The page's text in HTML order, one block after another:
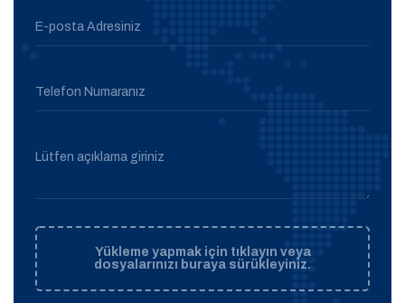
E-posta Adresiniz
Telefon Numaranız
Lütfen açıklama giriniz
Yükleme yapmak için tıklayın veya
dosyalarınızı buraya sürükleyiniz.